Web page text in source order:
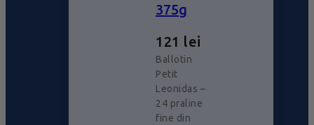
375g
121 lei
Ballotin
Petit
Leonidas –
24 praline
fine din